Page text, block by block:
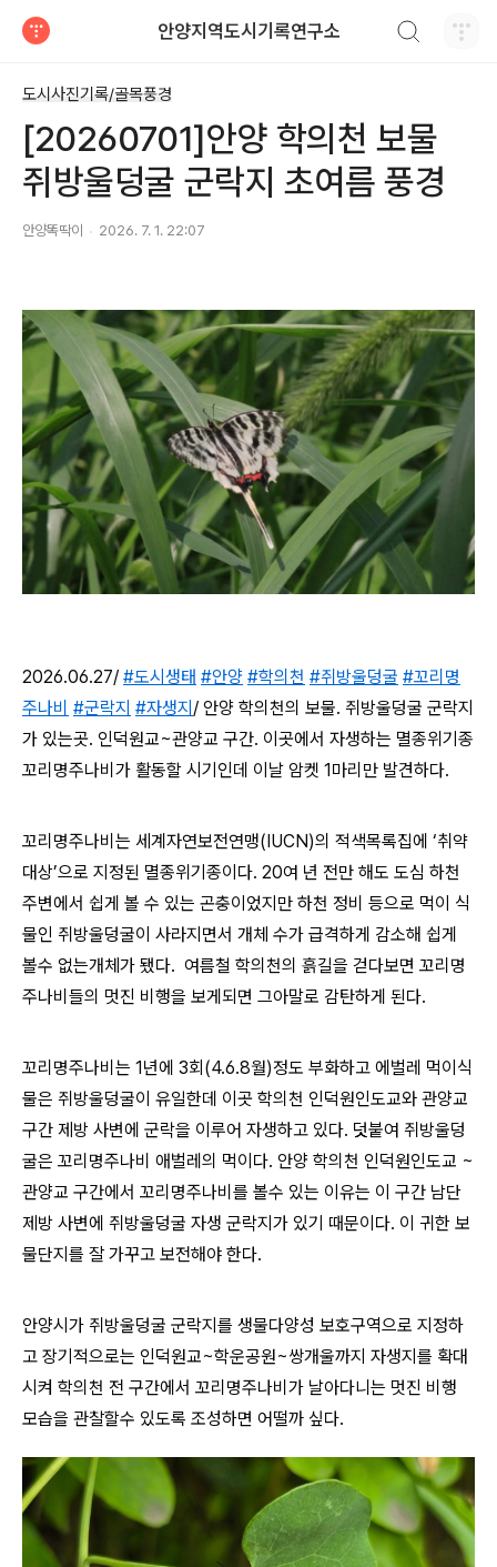
안양지역도시기록연구소
도시사진기록/골목풍경
[20260701]안양 학의천 보물
쥐방울덩굴 군락지 초여름 풍경
안양똑딱이 2026. 7. 1. 22:07
2026.06.27/ #도시생태 #안양 #학의천 #쥐방울덩굴 #꼬리명
주나비 #군락지 #자생지/ 안양 학의천의 보물. 쥐방울덩굴 군락지
가 있는곳. 인덕원교~관양교 구간. 이곳에서 자생하는 멸종위기종
꼬리명주나비가 활동할 시기인데 이날 암켓 1마리만 발견하다.
꼬리명주나비는 세계자연보전연맹(IUCN)의 적색목록집에 ‘취약
대상’으로 지정된 멸종위기종이다. 20여 년 전만 해도 도심 하천
주변에서 쉽게 볼 수 있는 곤충이었지만 하천 정비 등으로 먹이 식
물인 쥐방울덩굴이 사라지면서 개체 수가 급격하게 감소해 쉽게
볼수 없는개체가 됐다. 여름철 학의천의 흙길을 걷다보면 꼬리명
주나비들의 멋진 비행을 보게되면 그아말로 감탄하게 된다.
꼬리명주나비는 1년에 3회(4.6.8월)정도 부화하고 에벌레 먹이식
물은 쥐방울덩굴이 유일한데 이곳 학의천 인덕원인도교와 관양교
구간 제방 사변에 군락을 이루어 자생하고 있다. 덧붙여 쥐방울덩
굴은 꼬리명주나비 애벌레의 먹이다. 안양 학의천 인덕원인도교 ~
관양교 구간에서 꼬리명주나비를 볼수 있는 이유는 이 구간 남단
제방 사변에 쥐방울덩굴 자생 군락지가 있기 때문이다. 이 귀한 보
물단지를 잘 가꾸고 보전해야 한다.
안양시가 쥐방울덩굴 군락지를 생물다양성 보호구역으로 지정하
고 장기적으로는 인덕원교~학운공원~쌍개울까지 자생지를 확대
시켜 학의천 전 구간에서 꼬리명주나비가 날아다니는 멋진 비행
모습을 관찰할수 있도록 조성하면 어떨까 싶다.